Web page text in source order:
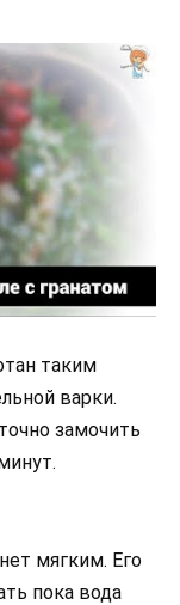
таким
варки.
замочить
мягким. Его
пока вода